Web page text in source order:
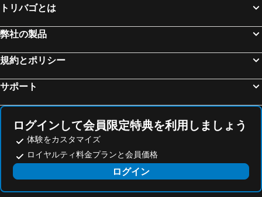
バニラ小牧
ロコガーデン小牧
ホテルルートイン各務原
アパホテル＜尾張一宮駅前＞
G HOTEL 一宮 -Hotel & Resorts-
名鉄犬山ホテル
レイクサイド入鹿
Komaki Hotel Auraort
美濃加茂ステーションホテル
ホテルルートイン美濃加茂
シティ ホテル 美濃加茂
The Book Lounge Hotel Kani
フェアフィールド･バイ･マリオット･岐阜清流里山公園
ホテル HanaBi -大人専用-
Nagoya Premium Hotel
ホテル エイシア - 大人専用
プリンセスコート
三宮駅
鈴鹿サーキット
関西国際空港
宇奈月温泉
湯河原温泉
大阪城ホール
奈良駅
飛騨高山温泉
天橋立温泉
心斎橋駅
岐阜駅
和倉温泉
中部国際空港セントレア
弁天町駅
山中温泉
犬山駅
小牧駅
トリバゴとは
弊社の製品
規約とポリシー
サポート
ログインして会員限定特典を利用しましょう
体験をカスタマイズ
ロイヤルティ料金プランと会員価格
ログイン